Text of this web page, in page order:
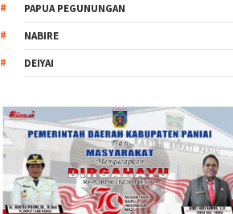
PAPUA PEGUNUNGAN
NABIRE
DEIYAI